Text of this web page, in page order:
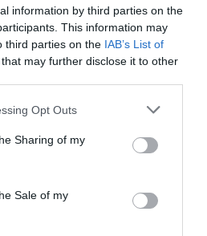
information by third parties on the
This information may
third parties on the IAB’s List of
that may further disclose it to other
app uses one or more Google
behaviour. You may click to
and its third-party tags to
purposes in below Google
Opt Outs
Sharing of my
Sale of my
is. A végén pedig senki
mellette.
két kudarc után
sok milliárd ember él, így
az igazira köztük.
feltett kérdésre nincs egzakt,
válasz. Minden ember más,
a szerelmet elég kitartóan,
el a lehetőségeket, bármennyire